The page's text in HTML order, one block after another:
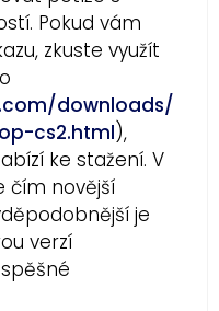
Pokud vám
zkuste využít
downloads/
cs2.html),
ke stažení. V
čím novější
je
verzí